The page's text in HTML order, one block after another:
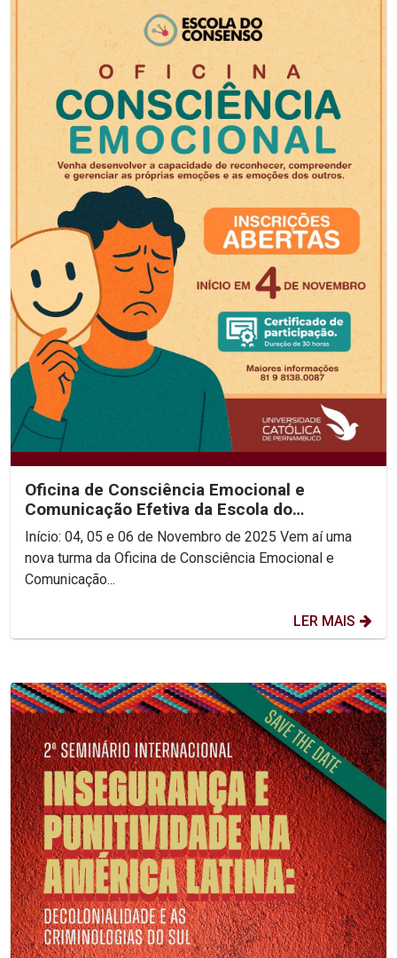
Oficina de Consciência Emocional e
Comunicação Efetiva da Escola do
Consenso!
Início: 04, 05 e 06 de Novembro de 2025 Vem aí uma
nova turma da Oficina de Consciência Emocional e
Comunicação...
LER MAIS